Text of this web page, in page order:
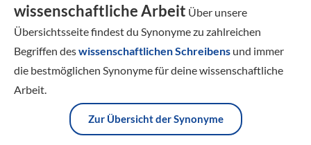
wissenschaftliche Arbeit Über unsere
Übersichtsseite findest du Synonyme zu zahlreichen
Begriffen deswissenschaftlichen Schreibens und immer
die bestmöglichen Synonyme für deine wissenschaftliche
Arbeit.
Zur Übersicht der Synonyme